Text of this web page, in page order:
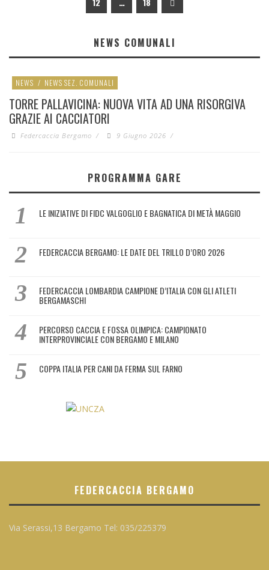
NEWS COMUNALI
NEWS / NEWS SEZ. COMUNALI
TORRE PALLAVICINA: NUOVA VITA AD UNA RISORGIVA
GRAZIE AI CACCIATORI
Federcaccia Bergamo / 9 Giugno 2026 /
PROGRAMMA GARE
LE INIZIATIVE DI FIDC VALGOGLIO E BAGNATICA DI METÀ MAGGIO
FEDERCACCIA BERGAMO: LE DATE DEL TRILLO D’ORO 2026
FEDERCACCIA LOMBARDIA CAMPIONE D’ITALIA CON GLI ATLETI
BERGAMASCHI
PERCORSO CACCIA E FOSSA OLIMPICA: CAMPIONATO
INTERPROVINCIALE CON BERGAMO E MILANO
COPPA ITALIA PER CANI DA FERMA SUL FARNO
FEDERCACCIA BERGAMO
Via Serassi,13 Bergamo Tel: 035/225379